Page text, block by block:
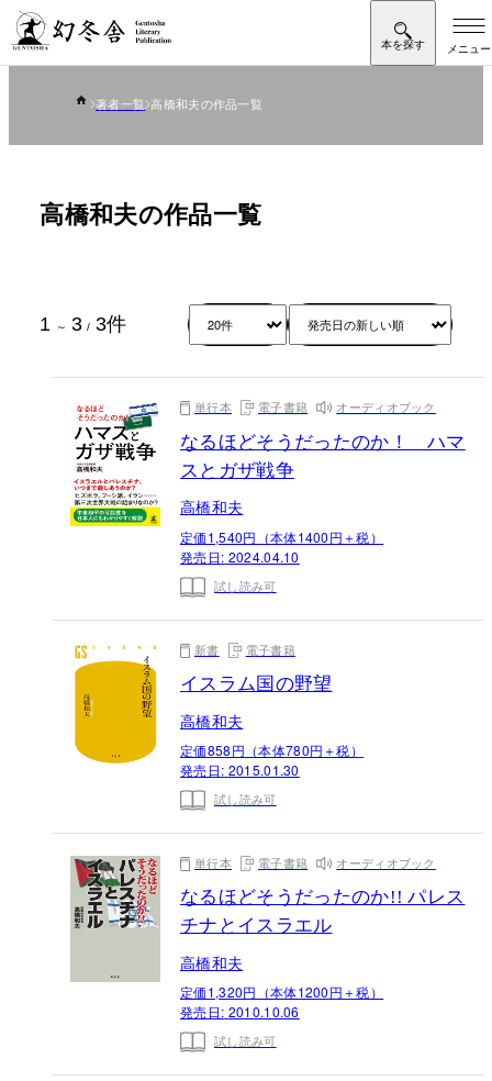
著者一覧 高橋和夫の作品一覧
高橋和夫の作品一覧
1 ～ 3 / 3件
単行本 電子書籍 オーディオブック
なるほどそうだったのか！ ハマ
スとガザ戦争
高橋和夫
定価1,540円（本体1400円＋税）
発売日: 2024.04.10
試し読み可
新書 電子書籍
イスラム国の野望
高橋和夫
定価858円（本体780円＋税）
発売日: 2015.01.30
試し読み可
単行本 電子書籍 オーディオブック
なるほどそうだったのか!! パレス
チナとイスラエル
高橋和夫
定価1,320円（本体1200円＋税）
発売日: 2010.10.06
試し読み可